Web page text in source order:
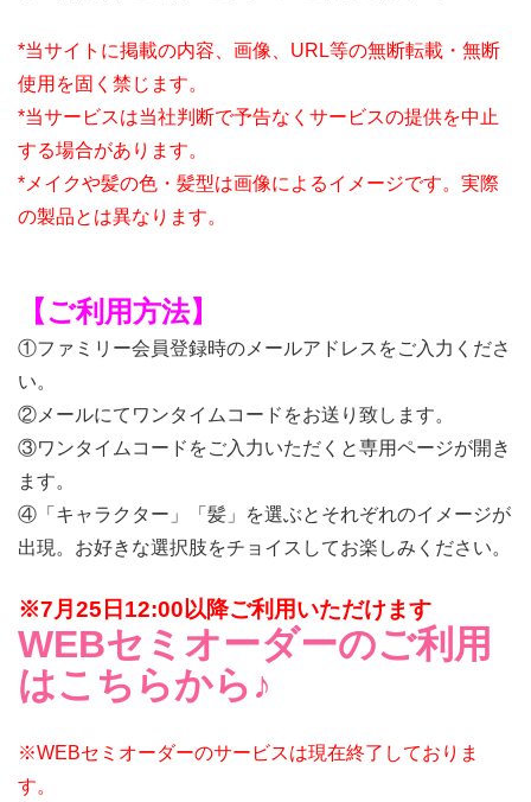
*当サイトに掲載の内容、画像、URL等の無断転載・無断
使用を固く禁じます。
*当サービスは当社判断で予告なくサービスの提供を中止
する場合があります。
*メイクや髪の⾊・髪型は画像によるイメージです。実際
の製品とは異なります。
【ご利用方法】
①ファミリー会員登録時のメールアドレスをご入力くださ
い。
②メールにてワンタイムコードをお送り致します。
③ワンタイムコードをご入力いただくと専用ページが開き
ます。
④「キャラクター」「髪」を選ぶとそれぞれのイメージが
出現。お好きな選択肢をチョイスしてお楽しみください。
※7月25日12:00以降ご利用いただけます
WEBセミオーダーのご利用
はこちらから♪
※WEBセミオーダーのサービスは現在終了しておりま
す。